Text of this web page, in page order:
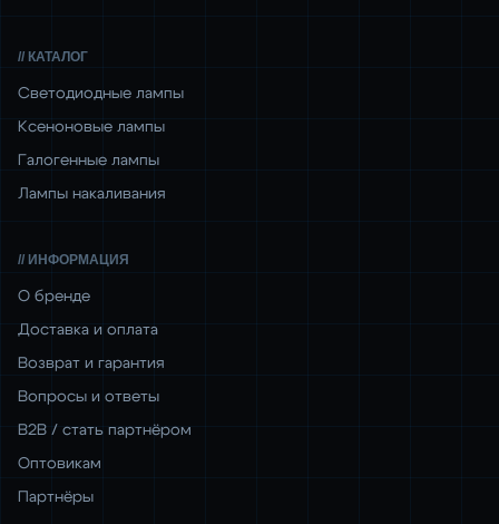
// КАТАЛОГ
Светодиодные лампы
Ксеноновые лампы
Галогенные лампы
Лампы накаливания
// ИНФОРМАЦИЯ
О бренде
Доставка и оплата
Возврат и гарантия
Вопросы и ответы
B2B / стать партнёром
Оптовикам
Партнёры